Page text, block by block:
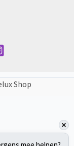
Shop